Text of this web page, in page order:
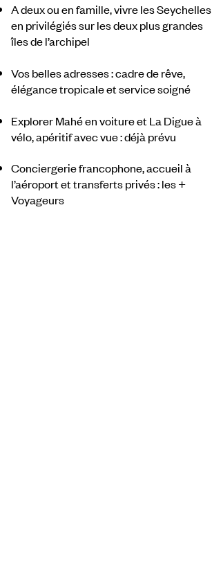
A deux ou en famille, vivre les Seychelles
en privilégiés sur les deux plus grandes
îles de l’archipel
Vos belles adresses : cadre de rêve,
élégance tropicale et service soigné
Explorer Mahé en voiture et La Digue à
vélo, apéritif avec vue : déjà prévu
Conciergerie francophone, accueil à
l’aéroport et transferts privés : les +
Voyageurs